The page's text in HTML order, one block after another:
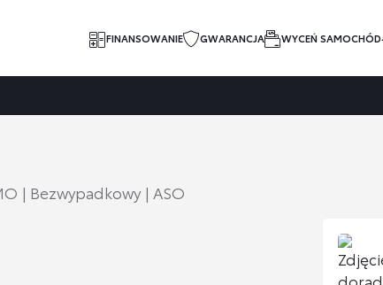
FINANSOWANIE GWARANCJA WYCEŃ SAMOCHÓD
| Bezwypadkowy | ASO